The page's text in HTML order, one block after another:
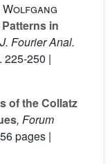
Wolfgang
Patterns in
Fourier Anal.
225-250 |
of the Collatz
, Forum
pages |